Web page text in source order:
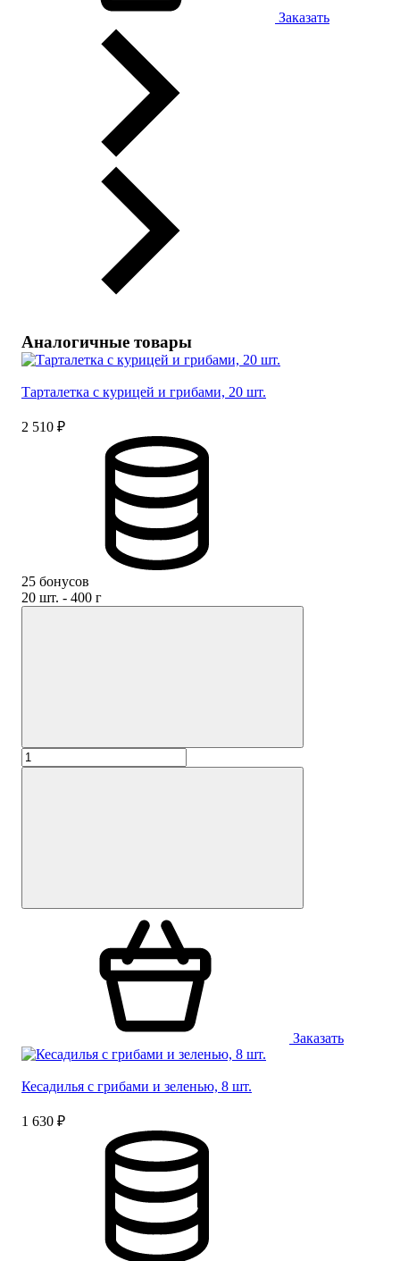
Заказать
Аналогичные товары
Тарталетка с курицей и грибами, 20 шт.
2 510 ₽
25 бонусов
20 шт. - 400 г
Заказать
Кесадилья с грибами и зеленью, 8 шт.
1 630 ₽